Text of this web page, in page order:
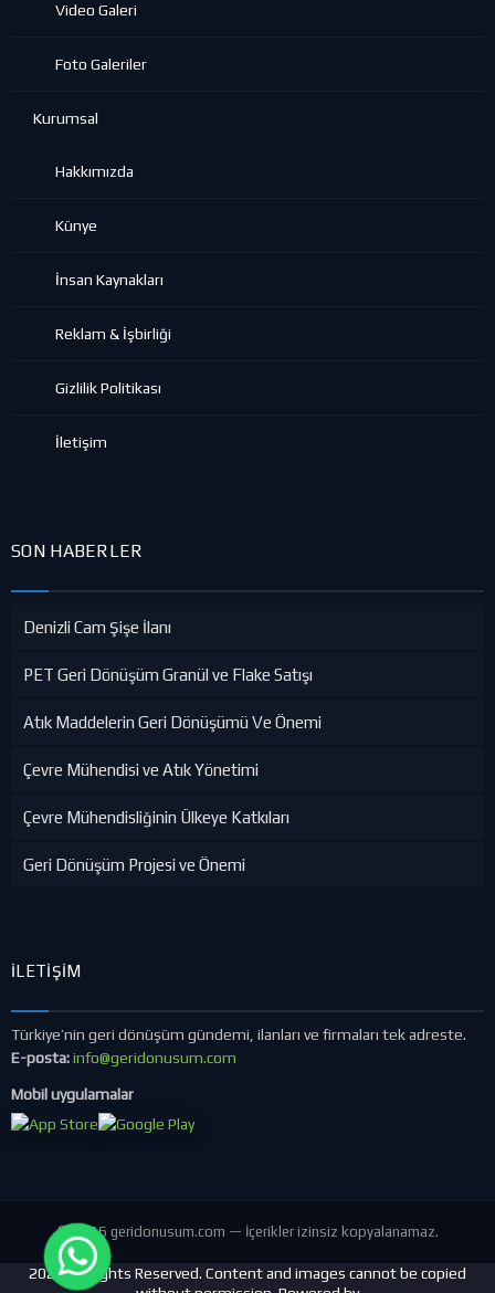
Video Galeri
Foto Galeriler
Kurumsal
Hakkımızda
Künye
İnsan Kaynakları
Reklam & İşbirliği
Gizlilik Politikası
İletişim
SON HABERLER
Denizli Cam Şişe İlanı
PET Geri Dönüşüm Granül ve Flake Satışı
Atık Maddelerin Geri Dönüşümü Ve Önemi
Çevre Mühendisi ve Atık Yönetimi
Çevre Mühendisliğinin Ülkeye Katkıları
Geri Dönüşüm Projesi ve Önemi
İLETIŞIM
Türkiye’nin geri dönüşüm gündemi, ilanları ve firmaları tek adreste.
E-posta:info@geridonusum.com
Mobil uygulamalar
© 2026 geridonusum.com — İçerikler izinsiz kopyalanamaz.
2024 All Rights Reserved. Content and images cannot be copied